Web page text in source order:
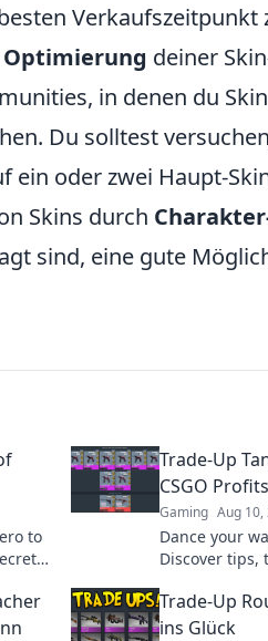
Verkaufszeitpunkt
Optimierung deiner
in denen du
Du solltest
oder zwei Haupt-
Skins durch
sind, eine gute
to
Trade-Up
CSGO Profits
Gaming Aug 10,
Dance your
Discover tips,
epic wins!
Trade-Up
ins Glück